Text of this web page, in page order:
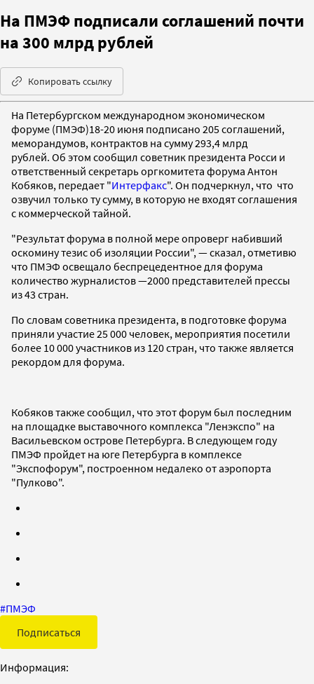
На ПМЭФ подписали соглашений почти
на 300 млрд рублей
Копировать ссылку
На Петербургском международном экономическом
форуме (ПМЭФ)18-20 июня подписано 205 соглашений,
меморандумов, контрактов на сумму 293,4 млрд
рублей. Об этом сообщил советник президента Росси и
ответственный секретарь оргкомитета форума Антон
Кобяков, передает "Интерфакс". Он подчеркнул, что что
озвучил только ту сумму, в которую не входят соглашения
с коммерческой тайной.
"Результат форума в полной мере опроверг набивший
оскомину тезис об изоляции России", — сказал, отметивю
что ПМЭФ освещало беспрецедентное для форума
количество журналистов —2000 представителей прессы
из 43 стран.
По словам советника президента, в подготовке форума
приняли участие 25 000 человек, мероприятия посетили
более 10 000 участников из 120 стран, что также является
рекордом для форума.
Кобяков также сообщил, что этот форум был последним
на площадке выставочного комплекса "Ленэкспо" на
Васильевском острове Петербурга. В следующем году
ПМЭФ пройдет на юге Петербурга в комплексе
"Экспофорум", построенном недалеко от аэропорта
"Пулково".
#ПМЭФ
Подписаться
Информация: